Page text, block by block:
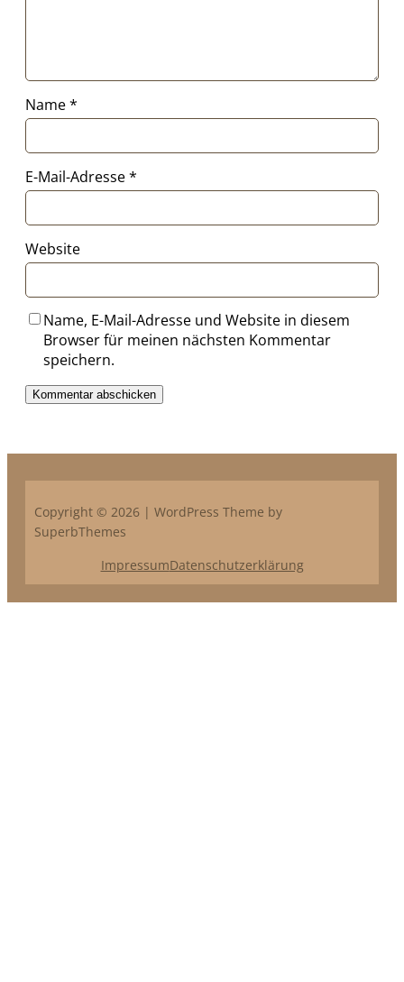
Name*
E-Mail-Adresse*
Website
Name, E-Mail-Adresse und Website in diesem
Browser für meinen nächsten Kommentar
speichern.
Copyright © 2026 | WordPress Theme by
SuperbThemes
ImpressumDatenschutzerklärung